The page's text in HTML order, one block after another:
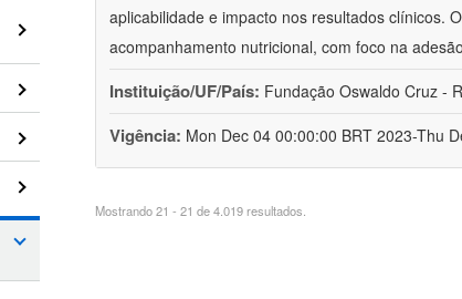
aplicabilidade e impacto nos resultados clínicos.
acompanhamento nutricional, com foco na
Instituição/UF/País: Fundação Oswaldo Cruz -
Vigência: Mon Dec 04 00:00:00 BRT 2023-Thu
Mostrando 21 - 21 de 4.019 resultados.